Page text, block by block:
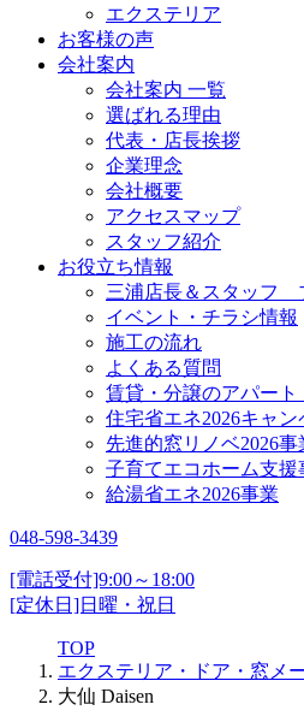
エクステリア
お客様の声
会社案内
会社案内 一覧
選ばれる理由
代表・店長挨拶
企業理念
会社概要
アクセスマップ
スタッフ紹介
お役立ち情報
三浦店長＆スタッフ
イベント・チラシ情報
施工の流れ
よくある質問
賃貸・分譲のアパー
住宅省エネ2026キャン
先進的窓リノベ2026事
子育てエコホーム支援
給湯省エネ2026事業
048-598-3439
[電話受付]9:00～18:00
[定休日]日曜・祝日
TOP
エクステリア・ドア・窓メ
大仙 Daisen